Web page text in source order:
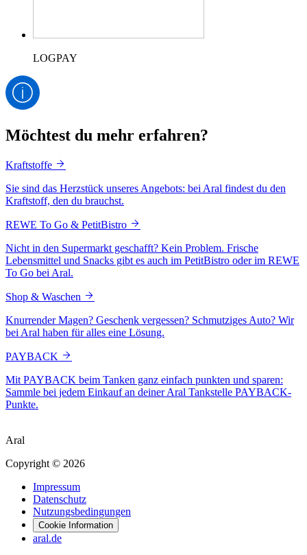
LOGPAY
Möchtest du mehr erfahren?
Kraftstoffe
Sie sind das Herzstück unseres Angebots: bei Aral findest du den
Kraftstoff, den du brauchst.
REWE To Go & PetitBistro
Nicht in den Supermarkt geschafft? Kein Problem. Frische
Lebensmittel und Snacks gibt es auch im PetitBistro oder im REWE
To Go bei Aral.
Shop & Waschen
Knurrender Magen? Geschenk vergessen? Schmutziges Auto? Wir
bei Aral haben für alles eine Lösung.
PAYBACK
Mit PAYBACK beim Tanken ganz einfach punkten und sparen:
Sammle bei jedem Einkauf an deiner Aral Tankstelle PAYBACK-
Punkte.
Aral
Copyright © 2026
Impressum
Datenschutz
Nutzungsbedingungen
Cookie Information
aral.de